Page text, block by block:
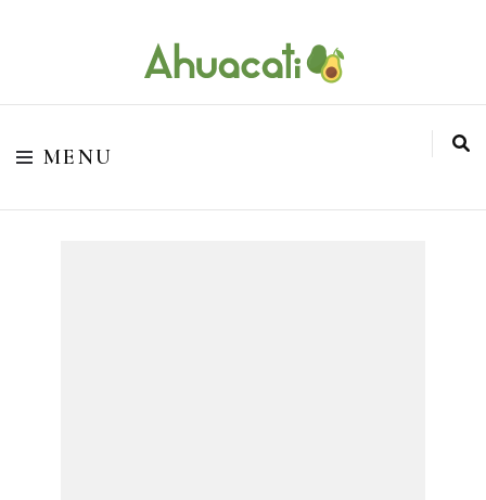
Ahuacati
O melhor da Internet em um só lugar
MENU